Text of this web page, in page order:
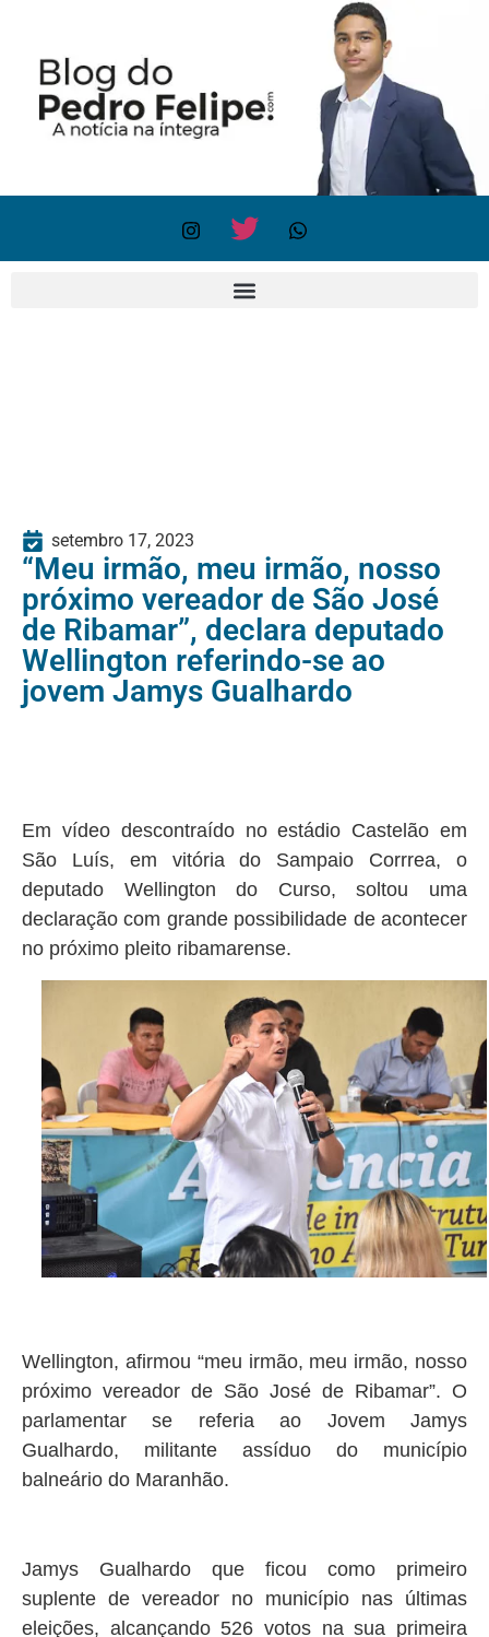
setembro 17, 2023
“Meu irmão, meu irmão, nosso
próximo vereador de São José
de Ribamar”, declara deputado
Wellington referindo-se ao
jovem Jamys Gualhardo
Em vídeo descontraído no estádio Castelão em
São Luís, em vitória do Sampaio Corrrea, o
deputado Wellington do Curso, soltou uma
declaração com grande possibilidade de acontecer
no próximo pleito ribamarense.
Wellington, afirmou “meu irmão, meu irmão, nosso
próximo vereador de São José de Ribamar”. O
parlamentar se referia ao Jovem Jamys
Gualhardo, militante assíduo do município
balneário do Maranhão.
Jamys Gualhardo que ficou como primeiro
suplente de vereador no município nas últimas
eleições, alcançando 526 votos na sua primeira